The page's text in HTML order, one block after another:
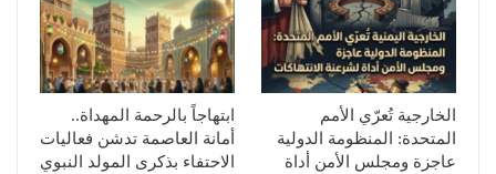
الخارجية تُعرّي الأمم
المتحدة: المنظومة الدولية
عاجزة ومجلس الأمن أداة
ابتهاجاً بالرحمة المهداة..
أمانة العاصمة تدشن فعاليات
الاحتفاء بذكرى المولد النبوي